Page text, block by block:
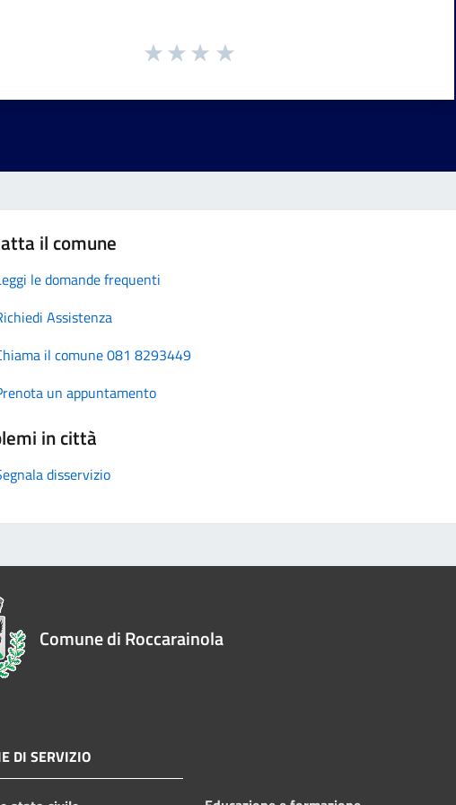
il comune
le domande frequenti
Assistenza
il comune 081 8293449
un appuntamento
in città
disservizio
Comune di Roccarainola
DI SERVIZIO